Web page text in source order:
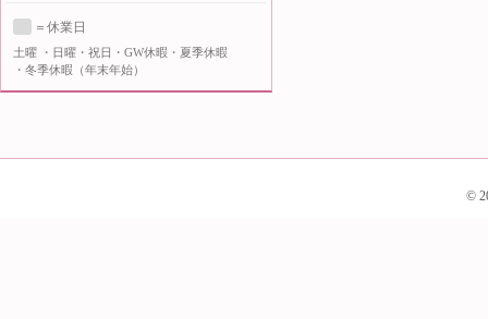
＝休業日
土曜
・日曜・祝日・GW休暇・夏季休暇
・冬季休暇（年末年始）
©